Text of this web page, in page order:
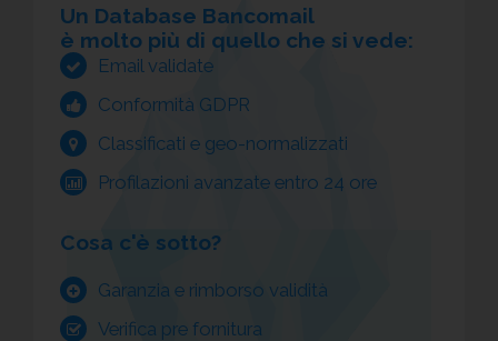
Un Database Bancomail
è molto più di quello che si vede:
Email validate
Conformità GDPR
Classificati e geo-normalizzati
Profilazioni avanzate entro 24 ore
Cosa c'è sotto?
Garanzia e rimborso validità
Verifica pre fornitura